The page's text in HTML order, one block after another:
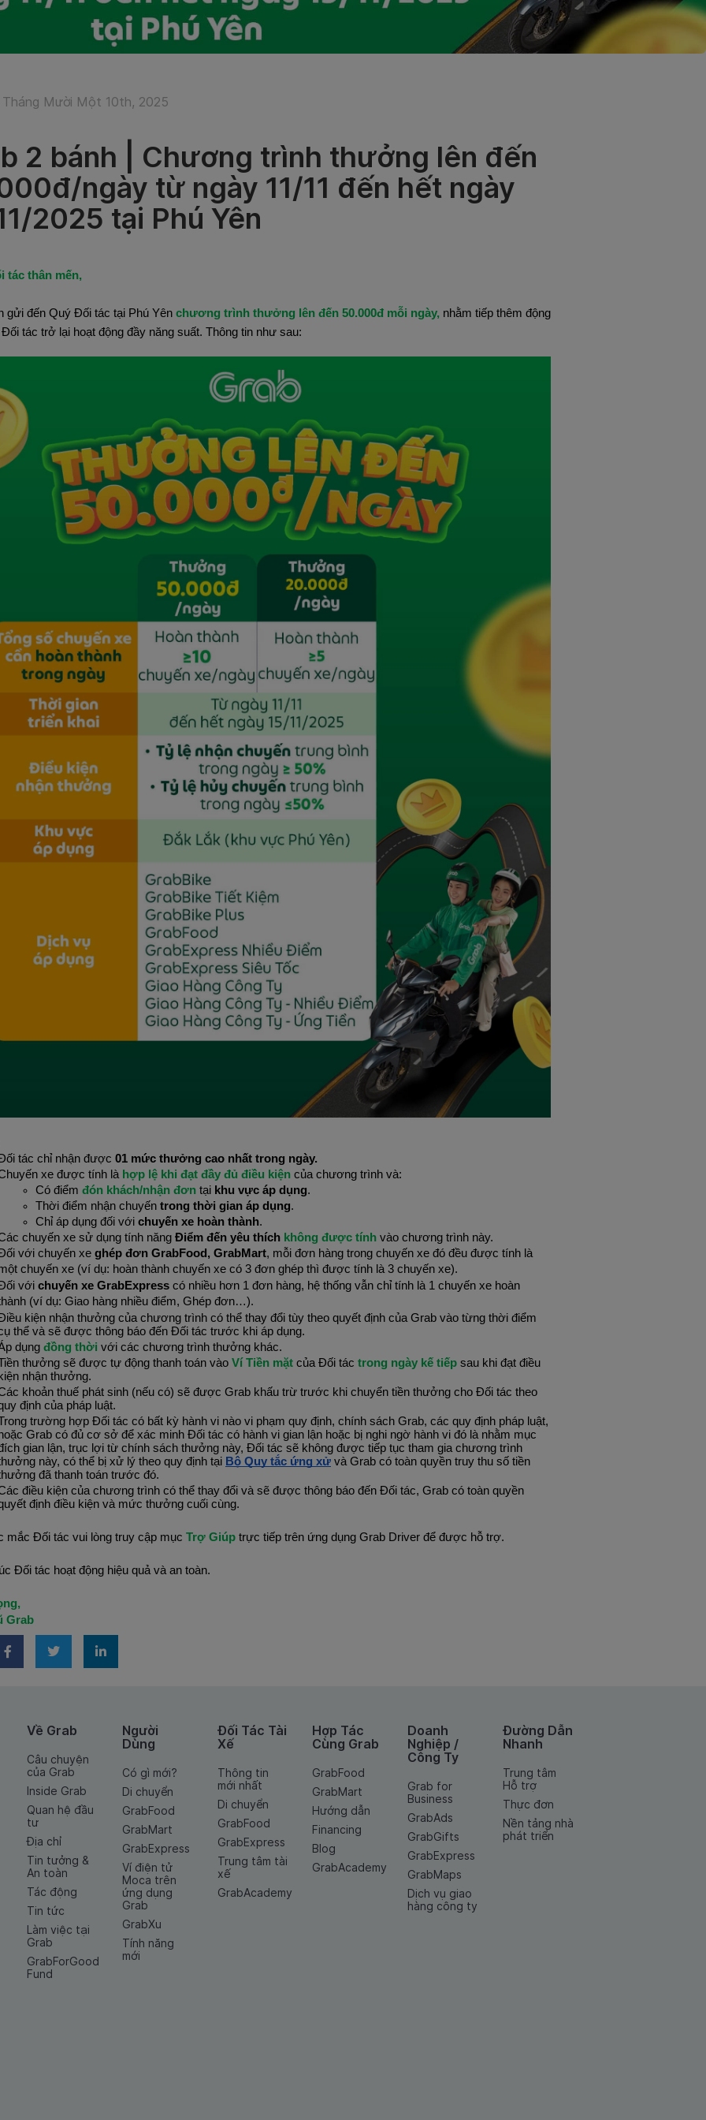
Mười Một 10th, 2025
2 bánh | Chương trình thưởng lên đến
ngày từ ngày 11/11 đến hết ngày
2025 tại Phú Yên
tác thân mến,
gửi đến Quý Đối tác tại Phú Yên chương trình thưởng lên đến 50.000đ mỗi ngày, nhằm tiếp thêm động
Đối tác trở lại hoạt động đầy năng suất. Thông tin như sau:
tác chỉ nhận được 01 mức thưởng cao nhất trong ngày.
xe được tính là hợp lệ khi đạt đầy đủ điều kiện của chương trình và:
Có điểm đón khách/nhận đơn tại khu vực áp dụng.
Thời điểm nhận chuyến trong thời gian áp dụng.
Chỉ áp dụng đối với chuyến xe hoàn thành.
chuyến xe sử dụng tính năng Điểm đến yêu thích không được tính vào chương trình này.
với chuyến xe ghép đơn GrabFood, GrabMart, mỗi đơn hàng trong chuyến xe đó đều được tính là
chuyến xe (ví dụ: hoàn thành chuyến xe có 3 đơn ghép thì được tính là 3 chuyến xe).
với chuyến xe GrabExpress có nhiều hơn 1 đơn hàng, hệ thống vẫn chỉ tính là 1 chuyến xe hoàn
(ví dụ: Giao hàng nhiều điểm, Ghép đơn…).
kiện nhận thưởng của chương trình có thể thay đổi tùy theo quyết định của Grab vào từng thời điểm
thể và sẽ được thông báo đến Đối tác trước khi áp dụng.
dụng đồng thời với các chương trình thưởng khác.
thưởng sẽ được tự động thanh toán vào Ví Tiền mặt của Đối tác trong ngày kế tiếp sau khi đạt điều
kiện nhận thưởng.
khoản thuế phát sinh (nếu có) sẽ được Grab khấu trừ trước khi chuyển tiền thưởng cho Đối tác theo
định của pháp luật.
trường hợp Đối tác có bất kỳ hành vi nào vi phạm quy định, chính sách Grab, các quy định pháp luật,
hoặc Grab có đủ cơ sở để xác minh Đối tác có hành vi gian lận hoặc bị nghi ngờ hành vi đó là nhằm mục
gian lận, trục lợi từ chính sách thưởng này, Đối tác sẽ không được tiếp tục tham gia chương trình
này, có thể bị xử lý theo quy định tại Bộ Quy tắc ứng xử và Grab có toàn quyền truy thu số tiền
đã thanh toán trước đó.
điều kiện của chương trình có thể thay đổi và sẽ được thông báo đến Đối tác, Grab có toàn quyền
định điều kiện và mức thưởng cuối cùng.
mắc Đối tác vui lòng truy cập mục Trợ Giúp trực tiếp trên ứng dụng Grab Driver để được hỗ trợ.
Đối tác hoạt động hiệu quả và an toàn.
Grab
Về Grab
Câu chuyện
của Grab
Inside Grab
Quan hệ đầu
tư
Địa chỉ
Tin tưởng &
An toàn
Tác động
Tin tức
Làm việc tại
Grab
GrabForGood
Fund
Người
Dùng
Có gì mới?
Di chuyển
GrabFood
GrabMart
GrabExpress
Ví điện tử
Moca trên
ứng dụng
Grab
GrabXu
Tính năng
mới
Đối Tác Tài
Xế
Thông tin
mới nhất
Di chuyển
GrabFood
GrabExpress
Trung tâm tài
xế
GrabAcademy
Hợp Tác
Cùng Grab
GrabFood
GrabMart
Hướng dẫn
Financing
Blog
GrabAcademy
Doanh
Nghiệp /
Công Ty
Grab for
Business
GrabAds
GrabGifts
GrabExpress
GrabMaps
Dịch vụ giao
hàng công ty
Đường Dẫn
Nhanh
Trung tâm
Hỗ trợ
Thực đơn
Nền tảng nhà
phát triển